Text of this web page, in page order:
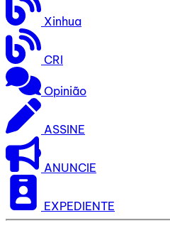
Xinhua
CRI
Opinião
ASSINE
ANUNCIE
EXPEDIENTE